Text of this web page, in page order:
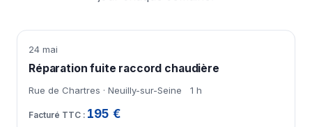
24 mai
Réparation fuite raccord chaudière
Rue de Chartres · Neuilly-sur-Seine 1 h
195 €